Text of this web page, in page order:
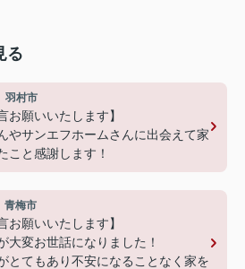
る
村市
お願いいたします】
やサンエフホームさんに出会えて家
こと感謝します！
梅市
お願いいたします】
大変お世話になりました！
とてもあり不安になることなく家を